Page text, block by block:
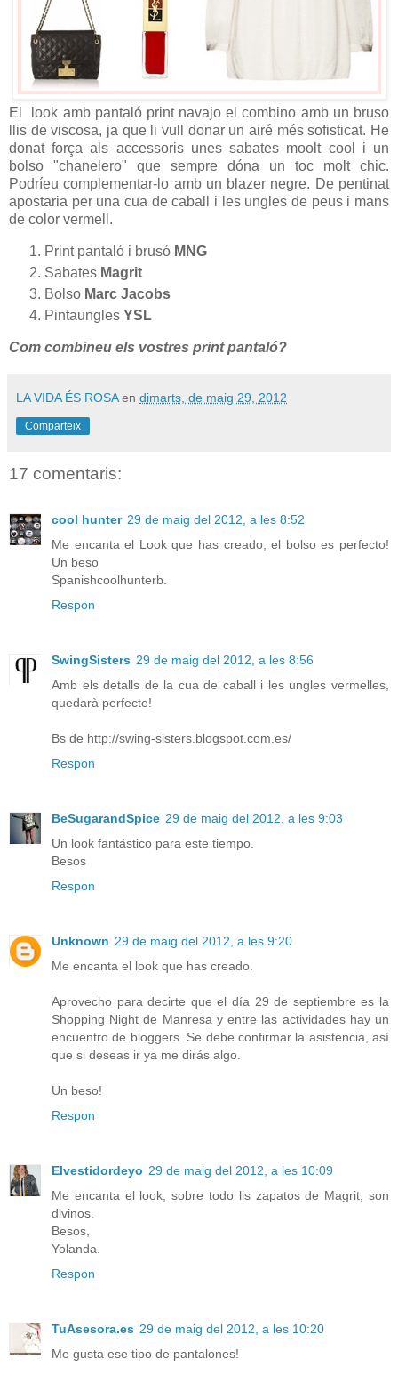
El look amb pantaló print navajo el combino amb un bruso
llis de viscosa, ja que li vull donar un airé més sofisticat. He
donat força als accessoris unes sabates moolt cool i un
bolso "chanelero" que sempre dóna un toc molt chic.
Podríeu complementar-lo amb un blazer negre. De pentinat
apostaria per una cua de caball i les ungles de peus i mans
de color vermell.
Print pantaló i brusó MNG
Sabates Magrit
Bolso Marc Jacobs
Pintaungles YSL
Com combineu els vostres print pantaló?
LA VIDA ÉS ROSA en dimarts, de maig 29, 2012
Comparteix
17 comentaris:
cool hunter 29 de maig del 2012, a les 8:52
Me encanta el Look que has creado, el bolso es perfecto!
Un beso
Spanishcoolhunterb.
Respon
SwingSisters 29 de maig del 2012, a les 8:56
Amb els detalls de la cua de caball i les ungles vermelles,
quedarà perfecte!
Bs de http://swing-sisters.blogspot.com.es/
Respon
BeSugarandSpice 29 de maig del 2012, a les 9:03
Un look fantástico para este tiempo.
Besos
Respon
Unknown 29 de maig del 2012, a les 9:20
Me encanta el look que has creado.
Aprovecho para decirte que el día 29 de septiembre es la
Shopping Night de Manresa y entre las actividades hay un
encuentro de bloggers. Se debe confirmar la asistencia, así
que si deseas ir ya me dirás algo.
Un beso!
Respon
Elvestidordeyo 29 de maig del 2012, a les 10:09
Me encanta el look, sobre todo lis zapatos de Magrit, son
divinos.
Besos,
Yolanda.
Respon
TuAsesora.es 29 de maig del 2012, a les 10:20
Me gusta ese tipo de pantalones!